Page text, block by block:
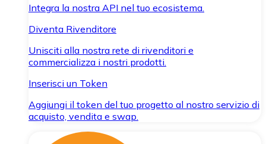
Integra la nostra API nel tuo ecosistema.
Diventa Rivenditore
Unisciti alla nostra rete di rivenditori e
commercializza i nostri prodotti.
Inserisci un Token
Aggiungi il token del tuo progetto al nostro servizio di
acquisto, vendita e swap.